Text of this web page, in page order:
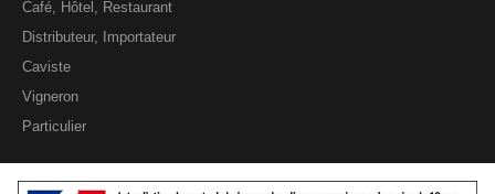
Café, Hôtel, Restaurant
Distributeur, Importateur
Caviste
Vigneron
Particulier